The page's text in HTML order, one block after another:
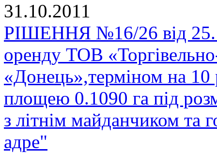
31.10.2011
РІШЕННЯ №16/26 від
оренду ТОВ
«Донець»,терміном на 10
площею 0.1090 га під
з літнім майданчиком та
адре"